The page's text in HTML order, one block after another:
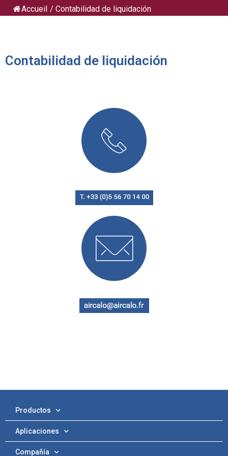
Accueil / Contabilidad de liquidación
Contabilidad de liquidación
Productos
Aplicaciones
Compañía